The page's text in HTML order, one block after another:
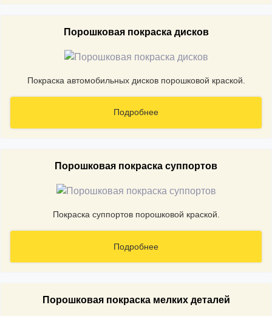
Порошковая покраска дисков
Покраска автомобильных дисков порошковой краской.
Подробнее
Порошковая покраска суппортов
Покраска суппортов порошковой краской.
Подробнее
Порошковая покраска мелких деталей